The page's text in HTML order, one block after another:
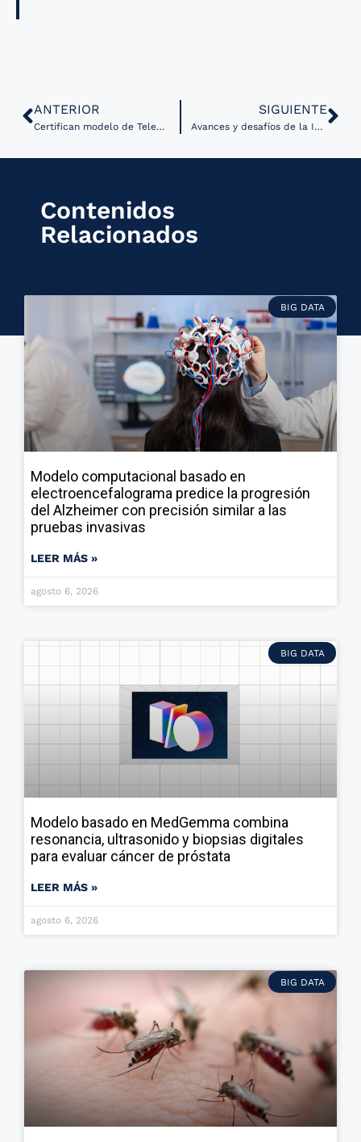
ANTERIOR
Certifican modelo de Telemedicina del C5 de CDMX como primer Centro de Emergencias avalado a nivel federal
SIGUIENTE
Avances y desafíos de la IA en ortopedia, aplicaciones y perspectivas futuras
Contenidos
Relacionados
BIG DATA
Modelo computacional basado en
electroencefalograma predice la progresión
del Alzheimer con precisión similar a las
pruebas invasivas
LEER MÁS »
agosto 6, 2026
BIG DATA
Modelo basado en MedGemma combina
resonancia, ultrasonido y biopsias digitales
para evaluar cáncer de próstata
LEER MÁS »
agosto 6, 2026
BIG DATA